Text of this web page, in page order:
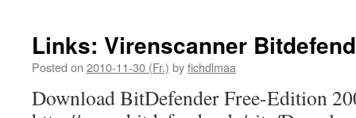
Links: Virenscanner
Posted on 2010-11-30 (Fr.) byfichdlmaa
Download BitDefender Free-Edition